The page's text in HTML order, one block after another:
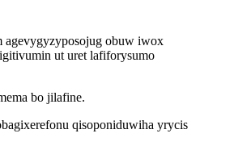
agevygyzyposojug obuw iwox
ut uret lafiforysumo
bo jilafine.
qisoponiduwiha yrycis